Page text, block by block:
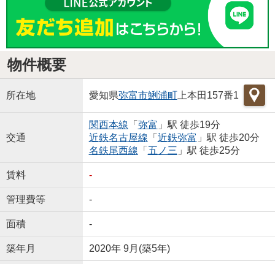
物件概要
所在地 愛知県弥富市鯏浦町上本田157番1
交通
関西本線 「 弥富 」駅 徒歩19分
近鉄名古屋線 「 近鉄弥富 」駅 徒歩20分
名鉄尾西線 「 五ノ三 」駅 徒歩25分
賃料 -
管理費等 -
面積 -
築年月 2020年 9月(築5年)